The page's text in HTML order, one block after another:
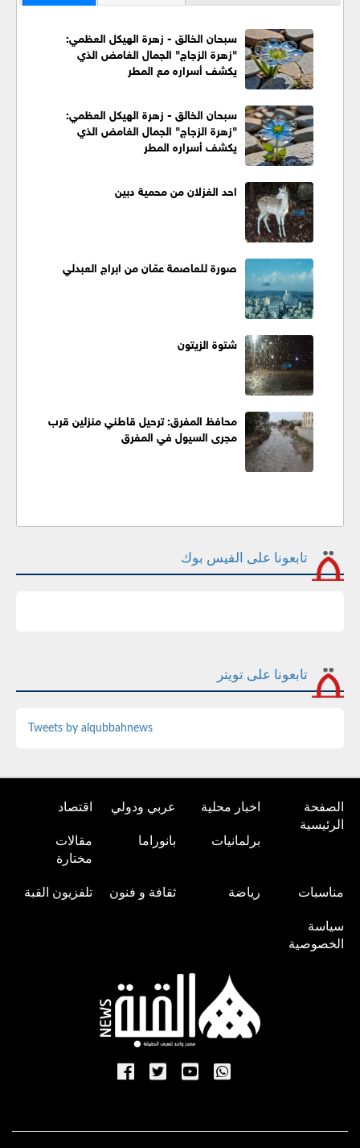
سبحان الخالق - زهرة الهيكل العظمي:
"زهرة الزجاج" الجمال الغامض الذي
يكشف أسراره مع المطر
سبحان الخالق - زهرة الهيكل العظمي:
"زهرة الزجاج" الجمال الغامض الذي
يكشف أسراره المطر
احد الغزلان من محمية دبين
صورة للعاصمة عمّان من ابراج العبدلي
شتوة الزيتون
محافظ المفرق: ترحيل قاطني منزلين قرب
مجرى السيول في المفرق
تابعونا على الفيس بوك
تابعونا على تويتر
Tweets by alqubbahnews
الصفحة
الرئيسية
اخبار محلية عربي ودولي اقتصاد
برلمانيات بانوراما
مقالات
مختارة
مناسبات رياضة ثقافة و فنون تلفزيون القبة
سياسة
الخصوصية